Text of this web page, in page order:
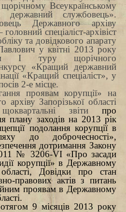
Всеукраїнському
державний службовець».
Державного архіву
головний спеціаліст-архівіст
та довідкового апарату
у квітні 2013 року
I туру
щорічного
«Кращий державний
«Кращий спеціаліст», у
2-е місце.
проявам корупції» на
архіву Запорізької області
звіти про
плану заходів на 2013 рік
подолання корупції в
до доброчесності»,
дотримання Закону
№ 3206-VI «Про засади
корупції» в Державному
області, Довідки про стан
правових актів з питань
проявам в Державному
9 місяців 2013 року